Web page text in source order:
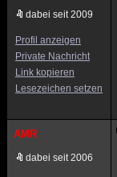
dabei seit 2009
Profil anzeigen
Private Nachricht
Link kopieren
Lesezeichen setzen
AMR
dabei seit 2006